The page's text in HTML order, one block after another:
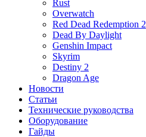
Rust
Overwatch
Red Dead Redemption 2
Dead By Daylight
Genshin Impact
Skyrim
Destiny 2
Dragon Age
Новости
Статьи
Технические руководства
Оборудование
Гайды